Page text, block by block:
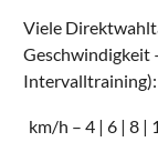
Viele
Geschwindigkeit
Intervalltraining):
km/h – 4 | 6 | 8 |